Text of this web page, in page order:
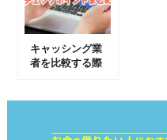
キャッシング業
者を比較する際